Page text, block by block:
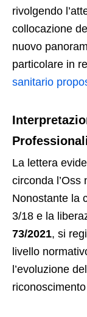
rivolgendo
collocazione
nuovo
particolare in
sanitario
La lettera
circonda l’Oss
Nonostante la
3/18 e la
73/2021, si
livello
l’evoluzione